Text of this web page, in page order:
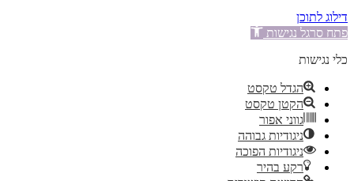
דילוג לתוכן
פתח סרגל נגישות
כלי נגישות
הגדל טקסט
הקטן טקסט
גווני אפור
ניגודיות גבוהה
ניגודיות הפוכה
רקע בהיר